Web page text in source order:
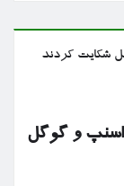
اسنپ و گوگل